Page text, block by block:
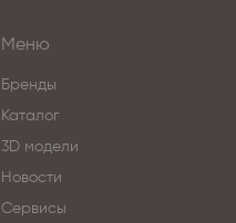
Меню
Бренды
Каталог
3D модели
Новости
Сервисы